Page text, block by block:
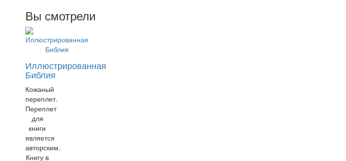
Вы смотрели
Иллюстрированная
Библия
Кожаный
переплет.
Переплет
для
книги
является
авторским.
Книгу в